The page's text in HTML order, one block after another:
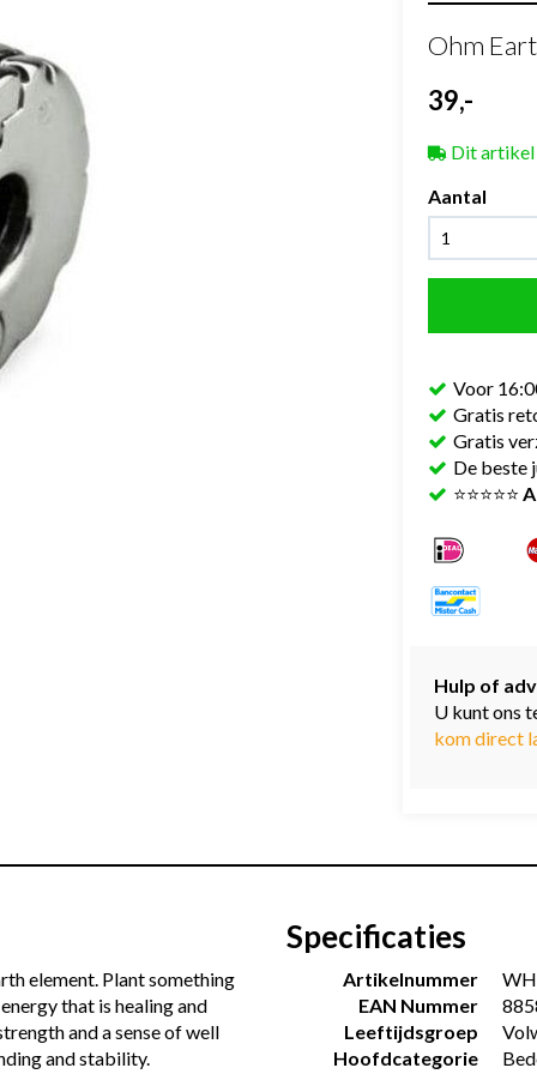
Ohm
39,-
Dit artikel
Aantal
Voor
Gratis
Gratis
De beste
⭐⭐⭐⭐⭐
Hulp of
U kunt ons
kom direct
element. Plant something
that is healing and
and a sense of well
and stability.
Specificaties
Artikelnummer
EAN Nummer
Leeftijdsgroep
Hoofdcategorie